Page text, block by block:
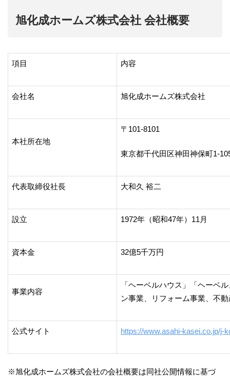
旭化成ホームズ株式会社 会社概要
項目 内容
会社名 旭化成ホームズ株式会社
本社所在地
〒101-8101
東京都千代田区神田神保町1-
代表取締役社長 大和久 裕二
設立 1972年（昭和47年）11月
資本金 32億5千万円
事業内容
「ヘーベルハウス」「ヘーベ
ン事業、リフォーム事業、不
公式サイト https://www.asahi-kasei.co.jp/j-
※旭化成ホームズ株式会社の会社概要は同社公開情報に基づ